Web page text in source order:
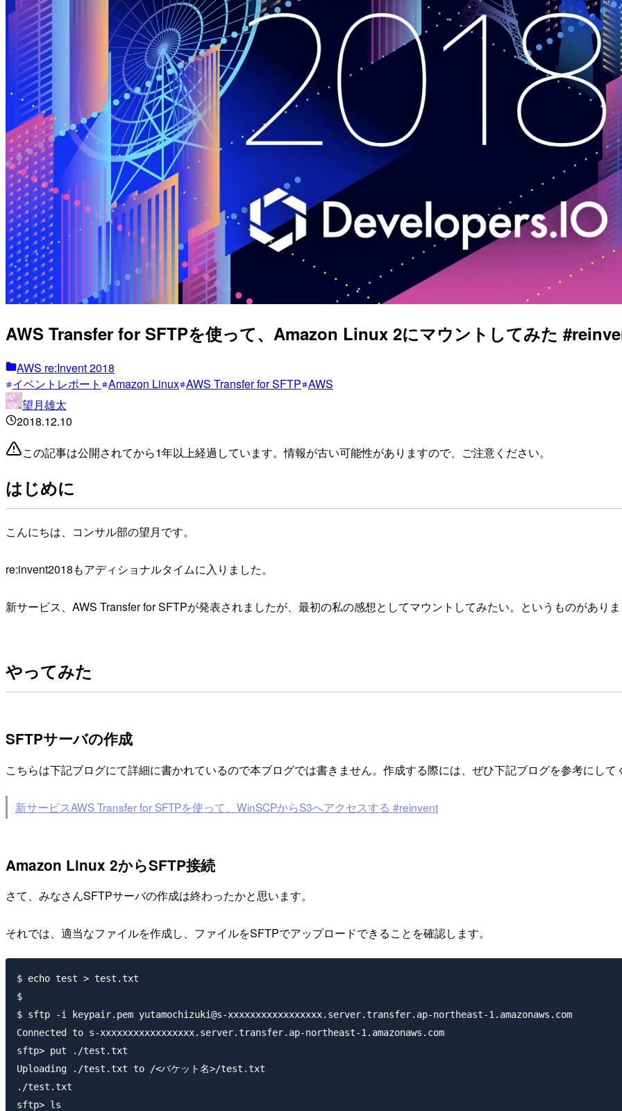
AWS Transfer for SFTPを使って、Amazon Linux 2にマウントしてみた
AWS re:Invent 2018
イベントレポート
Amazon Linux AWS Transfer for SFTP AWS
望月雄太
2018.12.10
この記事は公開されてから1年以上経過しています。情報が古い可能性がありますので、ご注意ください。
はじめに
こんにちは、コンサル部の望月です。
re:invent2018もアディショナルタイムに入りました。
新サービス、AWS Transfer for SFTPが発表されましたが、最初の私の感想としてマウントしてみたい。というものがあり
やってみた
SFTPサーバの作成
こちらは下記ブログにて詳細に書かれているので本ブログでは書きません。作成する際には、ぜひ下記ブログを参考にして
新サービスAWS Transfer for SFTPを使って、WinSCPからS3へアクセスする #reinvent
Amazon Linux 2からSFTP接続
さて、みなさんSFTPサーバの作成は終わったかと思います。
それでは、適当なファイルを作成し、ファイルをSFTPでアップロードできることを確認します。
$ echo test > test.txt
$
$ sftp -i keypair.pem yutamochizuki@s-xxxxxxxxxxxxxxxxx.server.transfer.ap-northeast-1.amazonaws.com
Connected to s-xxxxxxxxxxxxxxxxx.server.transfer.ap-northeast-1.amazonaws.com
sftp> put ./test.txt
Uploading ./test.txt to /<バケット名>/test.txt
./test.txt
sftp> ls